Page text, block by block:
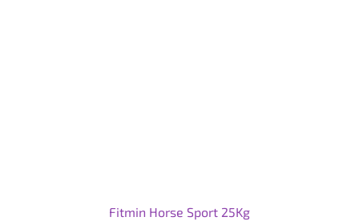
Fitmin Horse Sport 25Kg